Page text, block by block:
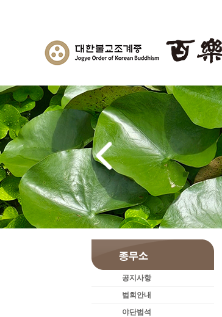
공지사항
법회안내
야단법석